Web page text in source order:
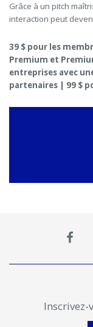
Grâce à un pitch
interaction peut
39 $ pour les
Premium et
entreprises avec
partenaires | 99 $